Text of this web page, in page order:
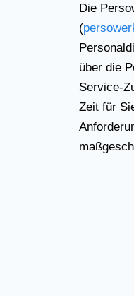
Die
(
über die
Service-
Zeit für